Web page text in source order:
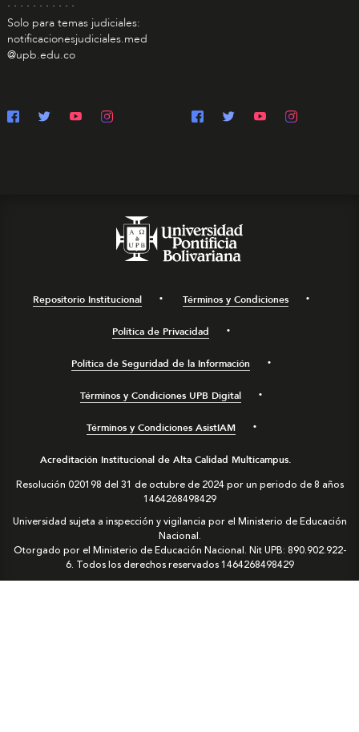
Solo para temas judiciales:
notificacionesjudiciales.med
@upb.edu.co
Repositorio Institucional Términos y Condiciones
Política de Privacidad
Política de Seguridad de la Información
Términos y Condiciones UPB Digital
Términos y Condiciones AsistIAM
Acreditación Institucional de Alta Calidad Multicampus.
Resolución 020198 del 31 de octubre de 2024 por un periodo de 8 años
1464268498429
Universidad sujeta a inspección y vigilancia por el Ministerio de Educación
Nacional.
Otorgado por el Ministerio de Educación Nacional. Nit UPB: 890.902.922-
6. Todos los derechos reservados1464268498429